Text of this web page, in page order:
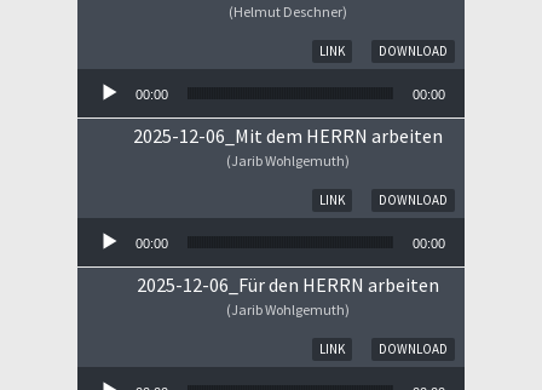
(Helmut Deschner)
DOWNLOAD
LINK
00:00 00:00
2025-12-06_Mit dem HERRN arbeiten
(Jarib Wohlgemuth)
DOWNLOAD
LINK
00:00 00:00
2025-12-06_Für den HERRN arbeiten
(Jarib Wohlgemuth)
DOWNLOAD
LINK